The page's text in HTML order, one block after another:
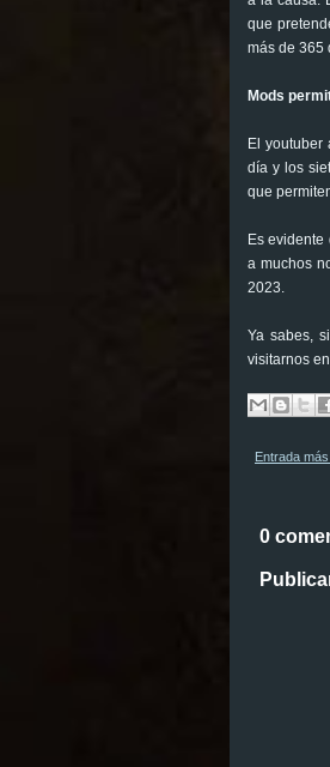
que
más de 365
Mods
El youtuber
día y los
que
Es
a muchos
2023.
Ya sabes,
visitarnos
Entrada
0